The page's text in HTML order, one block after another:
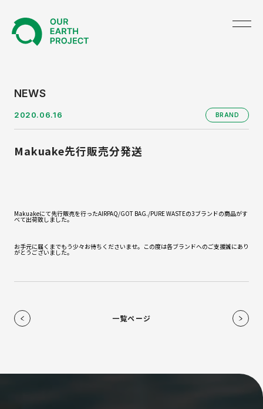
TOP
ABOUT US
NEWS
GREEN UNIFORM
BRAND
MATERIAL
COMPANY
NEWS
2020.06.16 BRAND
Makuake先行販売分発送
Makuakeにて先行販売を行ったAIRPAQ/GOT BAG./PURE WASTEの3ブランドの商品がす
べて出荷致しました。
お手元に届くまでもう少々お待ちくださいませ。 この度は各ブランドへのご支援誠にあり
がとうございました。
一覧ページ